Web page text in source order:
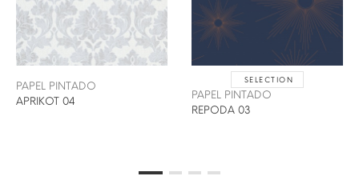
PAPEL PINTADO
APRIKOT 04
SELECTION
PAPEL PINTADO
REPODA 03